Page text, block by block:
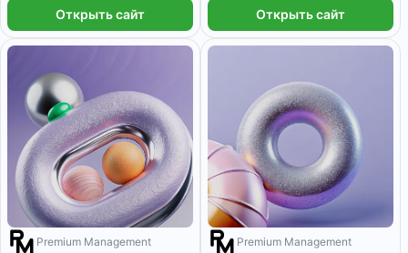
Открыть сайт Открыть сайт
5 625 ₽/мес 9 месяцев
Premium Management 2 месяцаPremium Management